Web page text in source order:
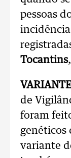
pessoas
Tocantins,
de
foram
genéticos
variante